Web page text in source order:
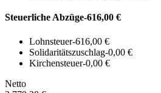
Steuerliche Abzüge-616,00 €
Lohnsteuer-616,00 €
Solidaritätszuschlag-0,00 €
Kirchensteuer-0,00 €
Netto